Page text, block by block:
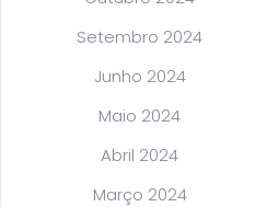
Setembro 2024
Junho 2024
Maio 2024
Abril 2024
Março 2024